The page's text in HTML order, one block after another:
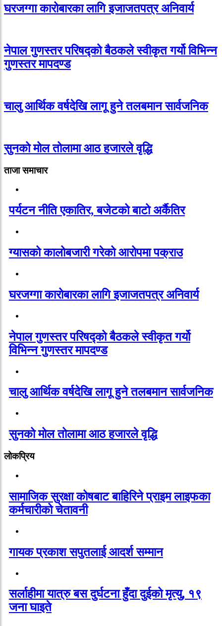
घरजग्गा कारोबारका लागि इजाजतपत्र अनिवार्य
नेपाल गुणस्तर परिषद्को बैठकले स्वीकृत गर्यो विभिन्न
गुणस्तर मापदण्ड
चालु आर्थिक वर्षदेखि लागू हुने तलबमान सार्वजनिक
सुनको मोल तोलामा आठ हजारले वृद्धि
ताजा समाचार
पर्यटन नीति एकातिर, बजेटको बाटो अर्कैतिर
ग्यासको कालोबजारी गरेको आरोपमा पक्राउ
घरजग्गा कारोबारका लागि इजाजतपत्र अनिवार्य
नेपाल गुणस्तर परिषद्को बैठकले स्वीकृत गर्यो
विभिन्न गुणस्तर मापदण्ड
चालु आर्थिक वर्षदेखि लागू हुने तलबमान सार्वजनिक
सुनको मोल तोलामा आठ हजारले वृद्धि
लोकप्रिय
सामाजिक सुरक्षा कोषबाट बाहिरिने प्राइम लाइफका
कर्मचारीको चेतावनी
गायक प्रकाश सपुतलाई आदर्श सम्मान
सर्लाहीमा यात्रु बस दुर्घटना हुँदा दुईको मृत्यु, १९
जना घाइते